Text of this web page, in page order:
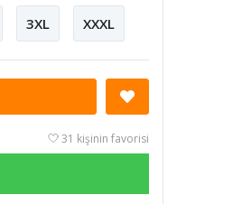
3XL XXXL
31 kişinin favorisi